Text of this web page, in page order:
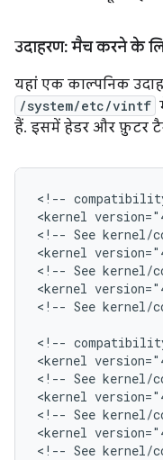
उदाहरण: मैच करने के
यहां एक काल्पनिक
/system/etc/vintf
हैं. इसमें हेडर और फ़ुटर
< !--
<kernel
< !-- See kernel/
<kernel
< !-- See kernel/
<kernel
< !-- See kernel/
< !--
<kernel
< !-- See kernel/
<kernel
< !-- See kernel/
<kernel
< !-- See kernel/